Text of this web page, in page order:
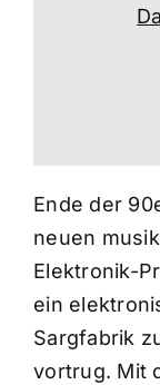
Ende der
neuen
Elektronik-
ein
Sargfabrik
vortrug. Mit